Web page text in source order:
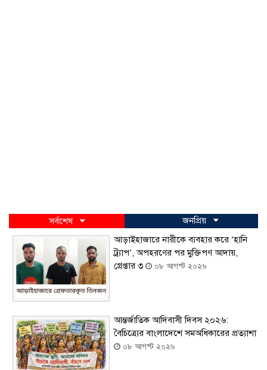
সর্বশেষ
জনপ্রিয়
আড়াইহাজারে নারীকে ব্যবহার করে ‘হানি
ট্র্যাপ’, অপহরণের পর মুক্তিপণ আদায়,
গ্রেপ্তার ৩
০৮ আগস্ট ২০২৬
আন্তর্জাতিক আদিবাসী দিবস ২০২৬:
বৈচিত্র্যের বাংলাদেশে সমঅধিকারের প্রত্যাশা
০৮ আগস্ট ২০২৬